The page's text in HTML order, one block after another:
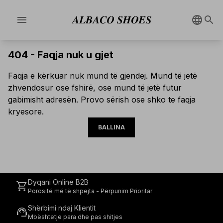
menu
404 - Faqja nuk u gjet
Faqja e kërkuar nuk mund të gjendej. Mund të jetë
zhvendosur ose fshirë, ose mund të jetë futur
gabimisht adresën. Provo sërish ose shko te faqja
kryesore.
BALLINA
shopping_cartDyqani Online B2B
Porositë më të shpejta - Përpunim Prioritar
support_agentShërbimi ndaj Klientit
Mbështetje para dhe pas shitjes